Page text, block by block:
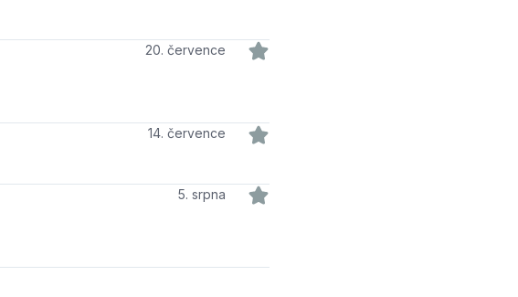
20. července
14. července
5. srpna